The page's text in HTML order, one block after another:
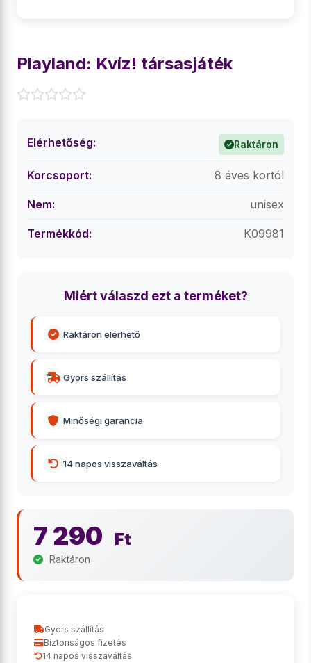
Playland: Kvíz! társasjáték
Elérhetőség: Raktáron
Korcsoport: 8 éves kortól
Nem: unisex
Termékkód: K09981
Miért válaszd ezt a terméket?
Raktáron elérhető
Gyors szállítás
Minőségi garancia
14 napos visszaváltás
7 290 Ft
Raktáron
Gyors szállítás
Biztonságos fizetés
14 napos visszaváltás